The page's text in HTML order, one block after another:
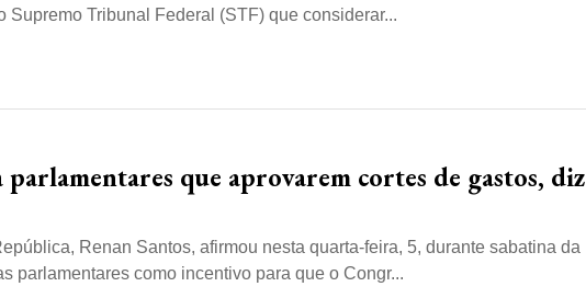
Tribunal Federal (STF) que considerar...
que aprovarem cortes de gastos, diz
Renan Santos, afirmou nesta quarta-feira, 5, durante sabatina da
parlamentares como incentivo para que o Congr...